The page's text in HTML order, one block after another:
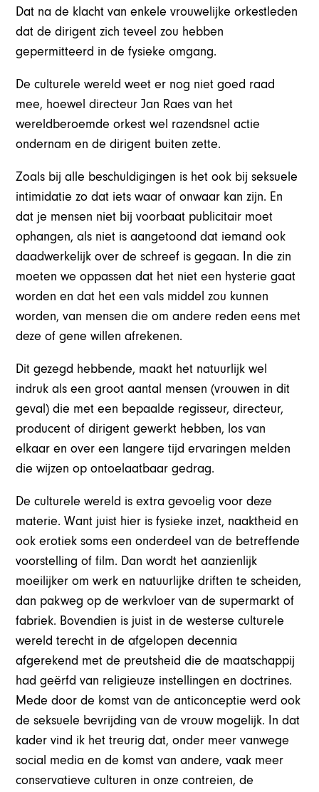
Dat na de klacht van enkele vrouwelijke orkestleden
dat de dirigent zich teveel zou hebben
gepermitteerd in de fysieke omgang.
De culturele wereld weet er nog niet goed raad
mee, hoewel directeur Jan Raes van het
wereldberoemde orkest wel razendsnel actie
ondernam en de dirigent buiten zette.
Zoals bij alle beschuldigingen is het ook bij seksuele
intimidatie zo dat iets waar of onwaar kan zijn. En
dat je mensen niet bij voorbaat publicitair moet
ophangen, als niet is aangetoond dat iemand ook
daadwerkelijk over de schreef is gegaan. In die zin
moeten we oppassen dat het niet een hysterie gaat
worden en dat het een vals middel zou kunnen
worden, van mensen die om andere reden eens met
deze of gene willen afrekenen.
Dit gezegd hebbende, maakt het natuurlijk wel
indruk als een groot aantal mensen (vrouwen in dit
geval) die met een bepaalde regisseur, directeur,
producent of dirigent gewerkt hebben, los van
elkaar en over een langere tijd ervaringen melden
die wijzen op ontoelaatbaar gedrag.
De culturele wereld is extra gevoelig voor deze
materie. Want juist hier is fysieke inzet, naaktheid en
ook erotiek soms een onderdeel van de betreffende
voorstelling of film. Dan wordt het aanzienlijk
moeilijker om werk en natuurlijke driften te scheiden,
dan pakweg op de werkvloer van de supermarkt of
fabriek. Bovendien is juist in de westerse culturele
wereld terecht in de afgelopen decennia
afgerekend met de preutsheid die de maatschappij
had geërfd van religieuze instellingen en doctrines.
Mede door de komst van de anticonceptie werd ook
de seksuele bevrijding van de vrouw mogelijk. In dat
kader vind ik het treurig dat, onder meer vanwege
social media en de komst van andere, vaak meer
conservatieve culturen in onze contreien, de